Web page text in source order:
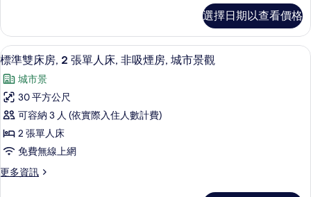
標
準
雙
人
床,
非
吸
煙
房,
雙
人
房,
張
標
準
雙
人
床,
非
吸
選擇日期以查看價格
顯
示
標
準
雙
床
2
高級寢具、羽絨被、客房內保險箱、書
1
標準雙床房, 2 張單人床, 非吸煙房, 城市景觀
城市景
30 平方公尺
可容納 3 人 (依實際入住人數計費)
2 張單人床
免費無線上網
更多資訊
更